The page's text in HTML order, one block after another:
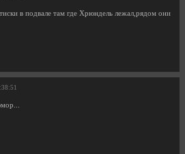
в подвале там где Хрюндель лежал,рядом они